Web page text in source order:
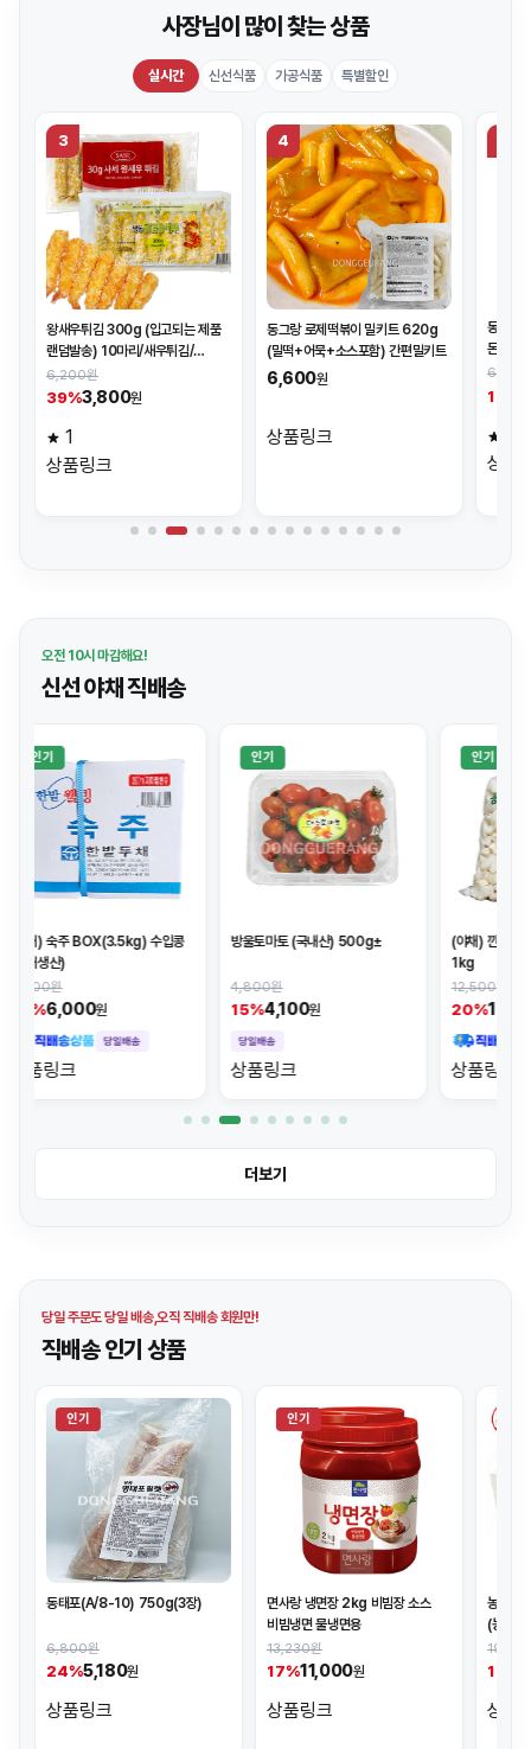
사장님이 많이 찾는 상품
실시간 신선식품 가공식품 특별할인
3
왕새우튀김 300g (입고되는 제품
랜덤발송) 10마리/새우튀김/
가격인하!
6,200원
39%3,800원
1
상품링크
4
동그랑 로제떡볶이 밀키트 620g
(밀떡+어묵+소스포함) 간편밀키트
6,600원
상품링크
동그랑
돈가스
6,100
18%
상품
오전 10시 마감해요!
신선 야채 직배송
인기
방울토마토 (국내산) 500g±
4,800원
15%4,100
상품링크
(야채) 깐마늘(소,작은알,국내산)
12,500원
20%10,000
상품링크
17%
상품
더보기
당일 주문도 당일 배송,오직 직배송 회원만!
직배송 인기 상품
인기
동태포(A/8-10) 750g(3장)
6,800원
24%5,180원
상품링크
인기
면사랑 냉면장 2kg 비빔장 소스
비빔냉면 물냉면용
13,230원
17%11,000원
상품링크
농민식
(농민/
11%
상품